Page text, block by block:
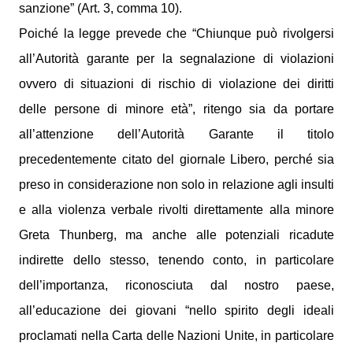
sanzione” (Art. 3, comma 10).
Poiché la legge prevede che “Chiunque può rivolgersi
all’Autorità garante per la segnalazione di violazioni
ovvero di situazioni di rischio di violazione dei diritti
delle persone di minore età”, ritengo sia da portare
all’attenzione dell’Autorità Garante il titolo
precedentemente citato del giornale Libero, perché sia
preso in considerazione non solo in relazione agli insulti
e alla violenza verbale rivolti direttamente alla minore
Greta Thunberg, ma anche alle potenziali ricadute
indirette dello stesso, tenendo conto, in particolare
dell’importanza, riconosciuta dal nostro paese,
all’educazione dei giovani “nello spirito degli ideali
proclamati nella Carta delle Nazioni Unite, in particolare